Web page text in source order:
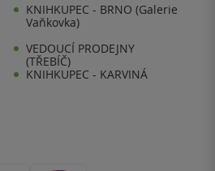
KNIHKUPEC - BRNO (Galerie
Vaňkovka)
VEDOUCÍ PRODEJNY
(TŘEBÍČ)
KNIHKUPEC - KARVINÁ